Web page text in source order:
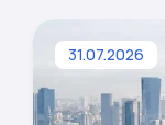
31.07.2026